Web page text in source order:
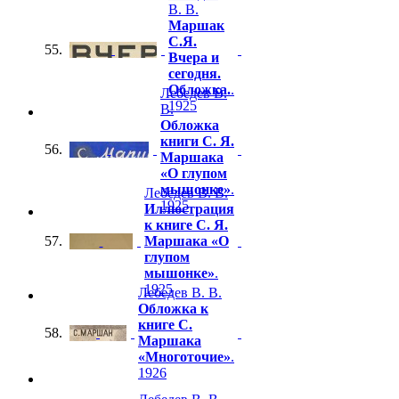
55.
В. В.
Маршак
С.Я.
Вчера и
сегодня.
Обложка..
1925
56.
Лебедев В.
В.
Обложка
книги С. Я.
Маршака
«О глупом
мышонке».
1925
57.
Лебедев В. В.
Иллюстрация
к книге С. Я.
Маршака «О
глупом
мышонке».
1925
58.
Лебедев В. В.
Обложка к
книге С.
Маршака
«Многоточие».
1926